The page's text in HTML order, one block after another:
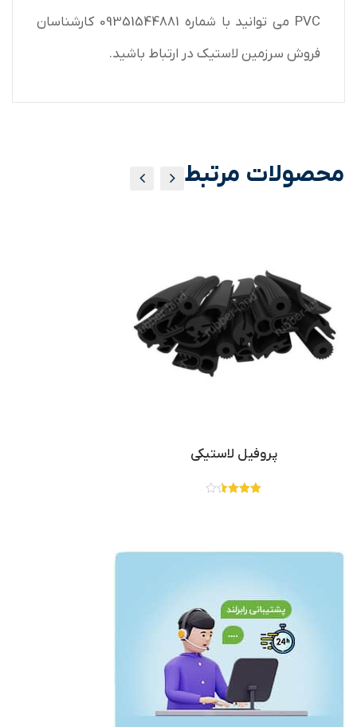
PVC می توانید با شماره 09351544881 کارشناسان
فروش سرزمین لاستیک در ارتباط باشید.
محصولات مرتبط
پروفیل لاستیکی